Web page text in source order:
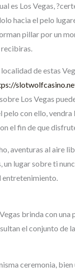
es Los Vegas,
hacia el pelo
pillar por un
de estas
Los Vegas
con ello,
el fin de que
aventuras al aire
lugar sobre ti
entretenimiento.
brinda con
el conjunto de
ceremonia,